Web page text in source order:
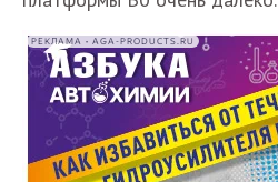
РЕКЛАМА • AGA-PRODUCTS.RU